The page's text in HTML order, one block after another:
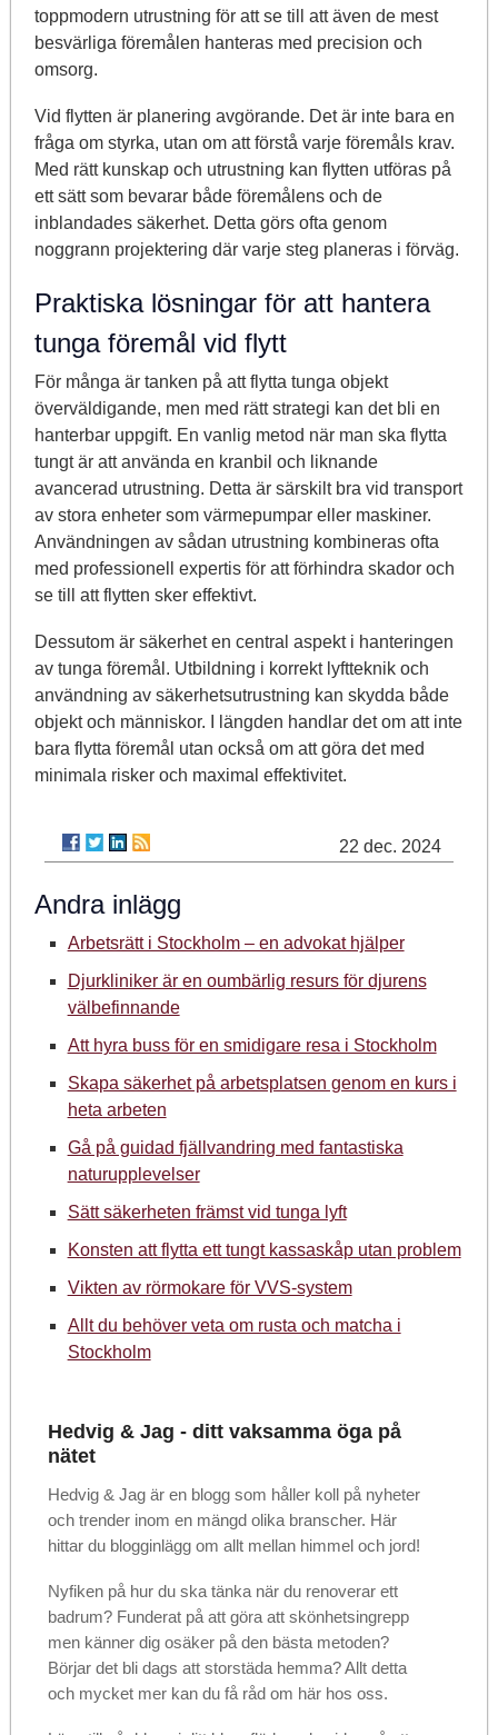
toppmodern utrustning för att se till att även de mest
besvärliga föremålen hanteras med precision och
omsorg.
Vid flytten är planering avgörande. Det är inte bara en
fråga om styrka, utan om att förstå varje föremåls krav.
Med rätt kunskap och utrustning kan flytten utföras på
ett sätt som bevarar både föremålens och de
inblandades säkerhet. Detta görs ofta genom
noggrann projektering där varje steg planeras i förväg.
Praktiska lösningar för att hantera
tunga föremål vid flytt
För många är tanken på att flytta tunga objekt
överväldigande, men med rätt strategi kan det bli en
hanterbar uppgift. En vanlig metod när man ska flytta
tungt är att använda en kranbil och liknande
avancerad utrustning. Detta är särskilt bra vid transport
av stora enheter som värmepumpar eller maskiner.
Användningen av sådan utrustning kombineras ofta
med professionell expertis för att förhindra skador och
se till att flytten sker effektivt.
Dessutom är säkerhet en central aspekt i hanteringen
av tunga föremål. Utbildning i korrekt lyftteknik och
användning av säkerhetsutrustning kan skydda både
objekt och människor. I längden handlar det om att inte
bara flytta föremål utan också om att göra det med
minimala risker och maximal effektivitet.
22 dec. 2024
Andra inlägg
Arbetsrätt i Stockholm – en advokat hjälper
Djurkliniker är en oumbärlig resurs för djurens
välbefinnande
Att hyra buss för en smidigare resa i Stockholm
Skapa säkerhet på arbetsplatsen genom en kurs i
heta arbeten
Gå på guidad fjällvandring med fantastiska
naturupplevelser
Sätt säkerheten främst vid tunga lyft
Konsten att flytta ett tungt kassaskåp utan problem
Vikten av rörmokare för VVS-system
Allt du behöver veta om rusta och matcha i
Stockholm
Hedvig & Jag - ditt vaksamma öga på
nätet
Hedvig & Jag är en blogg som håller koll på nyheter
och trender inom en mängd olika branscher. Här
hittar du blogginlägg om allt mellan himmel och jord!
Nyfiken på hur du ska tänka när du renoverar ett
badrum? Funderat på att göra att skönhetsingrepp
men känner dig osäker på den bästa metoden?
Börjar det bli dags att storstäda hemma? Allt detta
och mycket mer kan du få råd om här hos oss.